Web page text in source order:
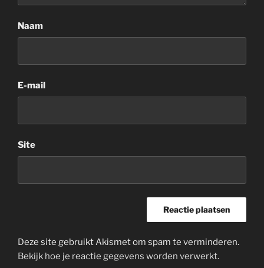
Naam
E-mail
Site
Deze site gebruikt Akismet om spam te verminderen.
Bekijk hoe je reactie gegevens worden verwerkt.